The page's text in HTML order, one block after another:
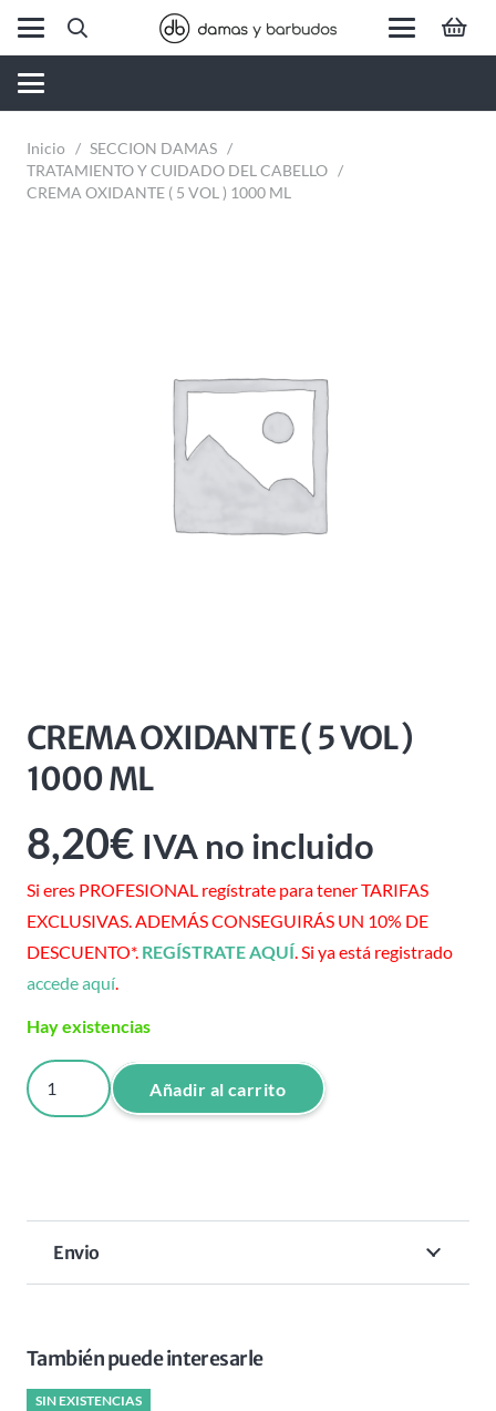
Inicio / SECCION DAMAS /
TRATAMIENTO Y CUIDADO DEL CABELLO /
CREMA OXIDANTE ( 5 VOL ) 1000 ML
CREMA OXIDANTE ( 5 VOL )
1000 ML
8,20€ IVA no incluido
Si eres PROFESIONAL regístrate para tener TARIFAS
EXCLUSIVAS. ADEMÁS CONSEGUIRÁS UN 10% DE
DESCUENTO*. REGÍSTRATE AQUÍ. Si ya está registrado
accede aquí.
Hay existencias
CREMA
OXIDANTE
1000
ML
Añadir al carrito
Envio
También puede interesarle
SIN EXISTENCIAS